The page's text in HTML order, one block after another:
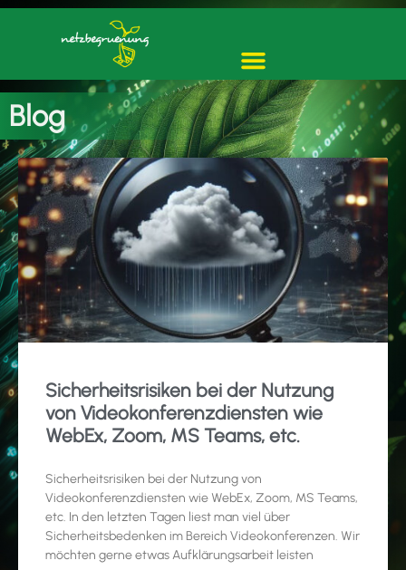
Blog
Sicherheitsrisiken bei der Nutzung
von Videokonferenzdiensten wie
WebEx, Zoom, MS Teams, etc.
Sicherheitsrisiken bei der Nutzung von
Videokonferenzdiensten wie WebEx, Zoom, MS Teams,
etc. In den letzten Tagen liest man viel über
Sicherheitsbedenken im Bereich Videokonferenzen. Wir
möchten gerne etwas Aufklärungsarbeit leisten